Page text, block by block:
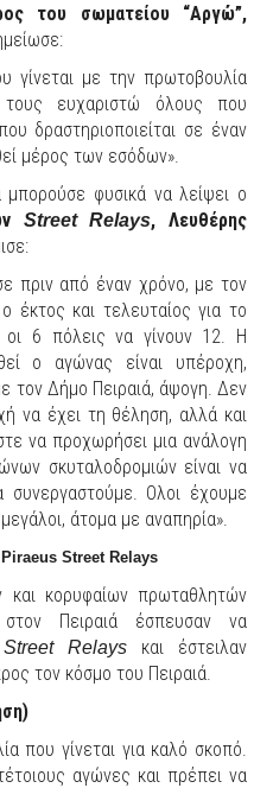
του σωματείου “Αργώ”,
γίνεται με την πρωτοβουλία
ευχαριστώ όλους που
δραστηριοποιείται σε έναν
μέρος των εσόδων».
φυσικά να λείψει ο
Street Relays, Λευθέρης
πριν από έναν χρόνο, με τον
έκτος και τελευταίος για το
6 πόλεις να γίνουν 12. Η
ο αγώνας είναι υπέροχη,
τον Δήμο Πειραιά, άψογη. Δεν
να έχει τη θέληση, αλλά και
να προχωρήσει μια ανάλογη
σκυταλοδρομιών είναι να
συνεργαστούμε. Ολοι έχουμε
άτομα με αναπηρία».
Piraeus Street Relays
και κορυφαίων πρωταθλητών
Πειραιά έσπευσαν να
Relaysκαι έστειλαν
τον κόσμο του Πειραιά.
που γίνεται για καλό σκοπό.
αγώνες και πρέπει να